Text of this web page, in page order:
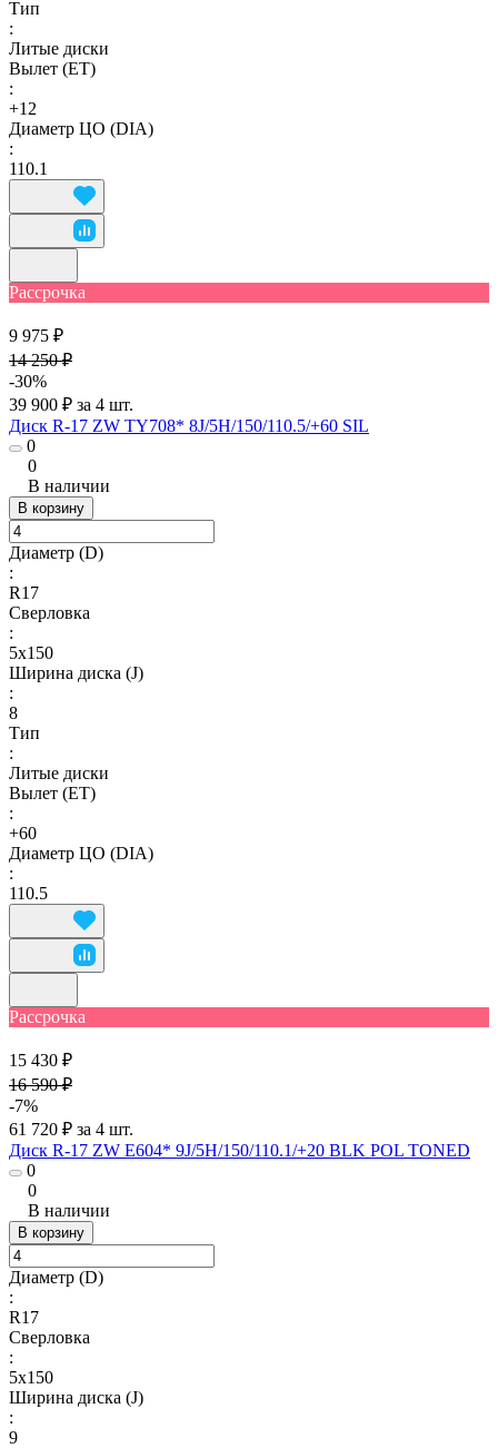
Тип
:
Литые диски
Вылет (ET)
:
+12
Диаметр ЦО (DIA)
:
110.1
Рассрочка
9 975 ₽
14 250 ₽
-30%
39 900 ₽ за 4 шт.
Диск R-17 ZW TY708* 8J/5H/150/110.5/+60 SIL
0
0
В наличии
В корзину
Диаметр (D)
:
R17
Сверловка
:
5х150
Ширина диска (J)
:
8
Тип
:
Литые диски
Вылет (ET)
:
+60
Диаметр ЦО (DIA)
:
110.5
Рассрочка
15 430 ₽
16 590 ₽
-7%
61 720 ₽ за 4 шт.
Диск R-17 ZW E604* 9J/5H/150/110.1/+20 BLK POL TONED
0
0
В наличии
В корзину
Диаметр (D)
:
R17
Сверловка
:
5х150
Ширина диска (J)
:
9